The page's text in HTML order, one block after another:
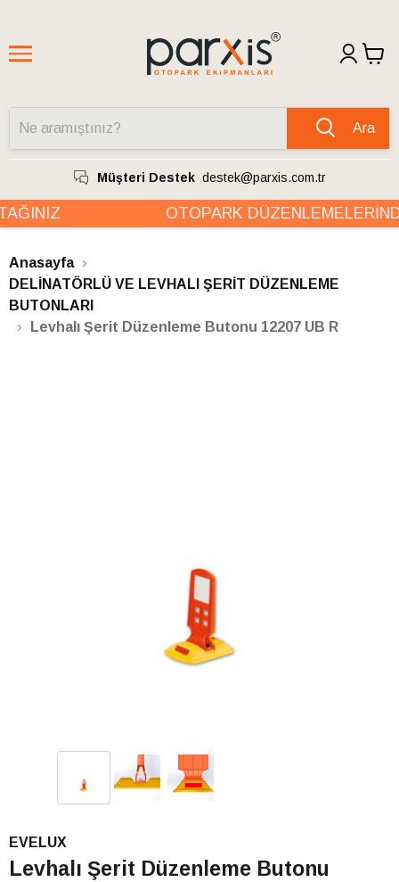
Ara
Müşteri Destek destek@parxis.com.tr
OTOPARK
Anasayfa
DELİNATÖRLÜ VE LEVHALI ŞERİT DÜZENLEME
BUTONLARI
Levhalı Şerit Düzenleme Butonu 12207 UB R
EVELUX
Levhalı Şerit Düzenleme Butonu